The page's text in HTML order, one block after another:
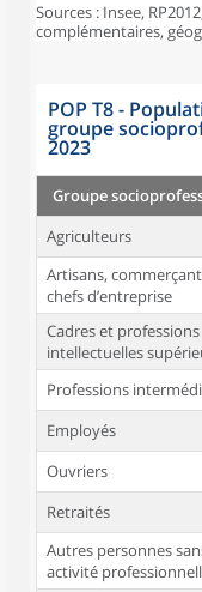
Sources : Insee,
complémentaires,
POP T8 -
groupe
2023
Groupe
Agriculteurs
Artisans,
chefs d’entreprise
Cadres et professions
intellectuelles
Professions
Employés
Ouvriers
Retraités
Autres personnes
activité